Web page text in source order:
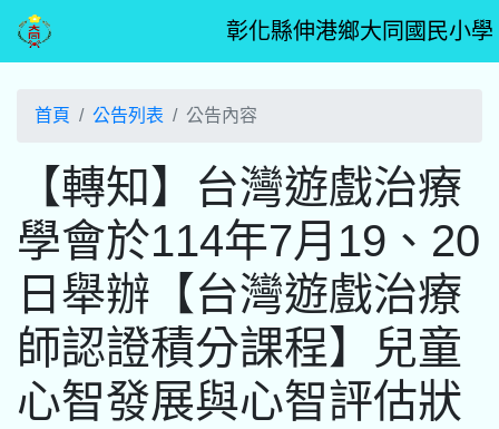
彰化縣伸港鄉大同國民小學
首頁 公告列表 公告內容
【轉知】台灣遊戲治療
學會於114年7月19、20
日舉辦【台灣遊戲治療
師認證積分課程】兒童
心智發展與心智評估狀